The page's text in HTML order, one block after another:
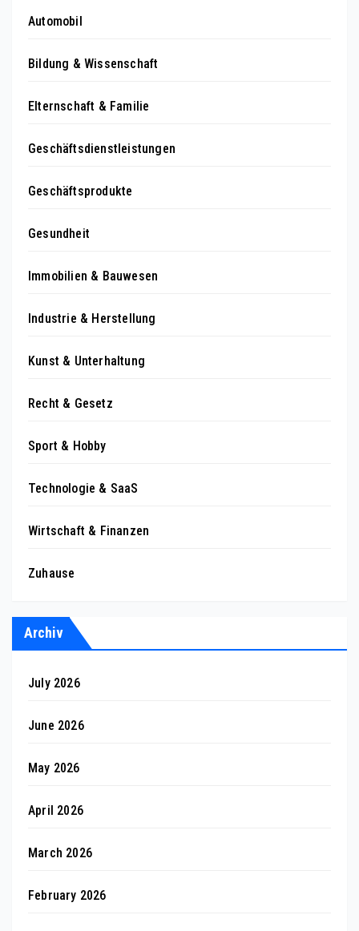
Automobil
Bildung & Wissenschaft
Elternschaft & Familie
Geschäftsdienstleistungen
Geschäftsprodukte
Gesundheit
Immobilien & Bauwesen
Industrie & Herstellung
Kunst & Unterhaltung
Recht & Gesetz
Sport & Hobby
Technologie & SaaS
Wirtschaft & Finanzen
Zuhause
Archiv
July 2026
June 2026
May 2026
April 2026
March 2026
February 2026